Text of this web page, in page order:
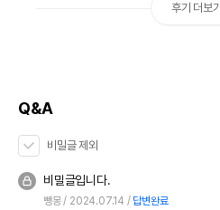
후기 더보기
Q&A
비밀글 제외
비밀글입니다.
뺑몽 2024.07.14 답변완료